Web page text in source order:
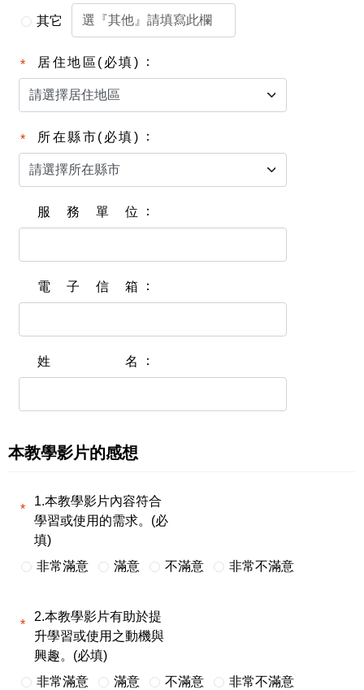
其它
居住地區(必填)
所在縣市(必填)
服務單位
電子信箱
姓名
本教學影片的感想
1.本教學影片內容符合
學習或使用的需求。(必
填)
非常滿意
滿意 不滿意 非常不滿意
2.本教學影片有助於提
升學習或使用之動機與
興趣。(必填)
非常滿意
滿意 不滿意 非常不滿意